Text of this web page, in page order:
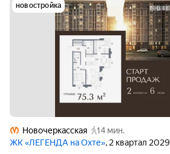
новостройка
Новочеркасская
14 мин.
ЖК «ЛЕГЕНДА на Охте», 2 квартал 2029